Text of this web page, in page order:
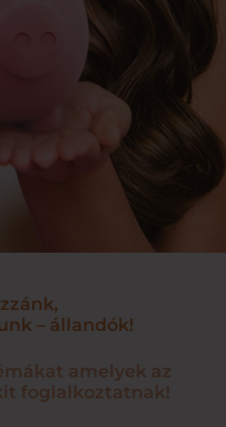
– állandók!
amelyek az
foglalkoztatnak!